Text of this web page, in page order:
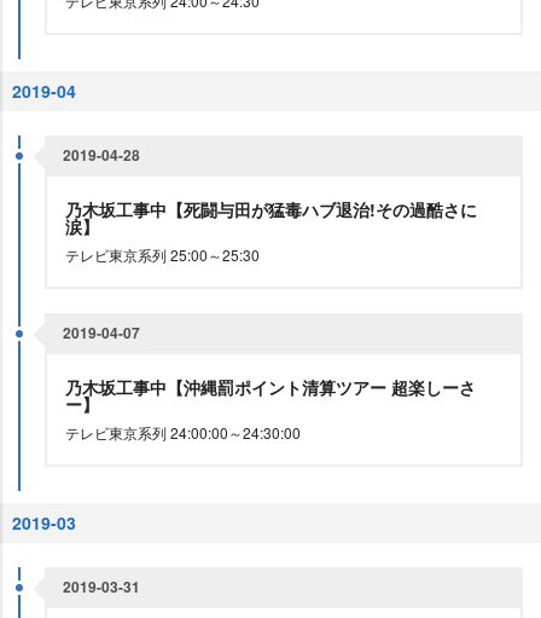
2019-04
2019-04-28
乃木坂工事中【死闘与田が猛毒ハブ退治!その過酷さに
涙】
テレビ東京系列 25:00～25:30
2019-04-07
乃木坂工事中【沖縄罰ポイント清算ツアー 超楽しーさ
ー】
テレビ東京系列 24:00:00～24:30:00
2019-03
2019-03-31